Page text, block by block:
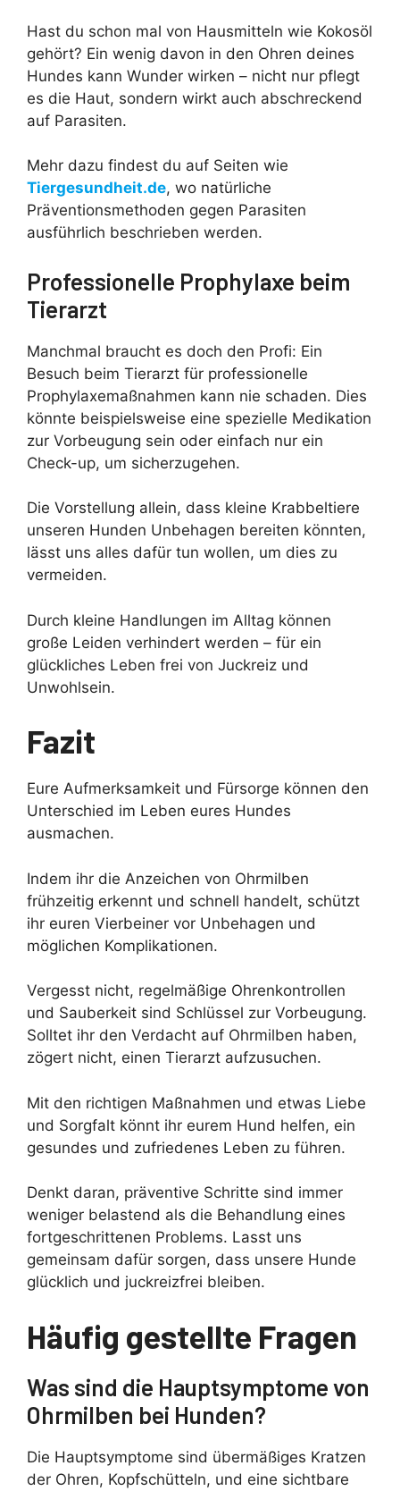
Hast du schon mal von Hausmitteln wie Kokosöl
gehört? Ein wenig davon in den Ohren deines
Hundes kann Wunder wirken – nicht nur pflegt
es die Haut, sondern wirkt auch abschreckend
auf Parasiten.
Mehr dazu findest du auf Seiten wie
Tiergesundheit.de, wo natürliche
Präventionsmethoden gegen Parasiten
ausführlich beschrieben werden.
Professionelle Prophylaxe beim
Tierarzt
Manchmal braucht es doch den Profi: Ein
Besuch beim Tierarzt für professionelle
Prophylaxemaßnahmen kann nie schaden. Dies
könnte beispielsweise eine spezielle Medikation
zur Vorbeugung sein oder einfach nur ein
Check-up, um sicherzugehen.
Die Vorstellung allein, dass kleine Krabbeltiere
unseren Hunden Unbehagen bereiten könnten,
lässt uns alles dafür tun wollen, um dies zu
vermeiden.
Durch kleine Handlungen im Alltag können
große Leiden verhindert werden – für ein
glückliches Leben frei von Juckreiz und
Unwohlsein.
Fazit
Eure Aufmerksamkeit und Fürsorge können den
Unterschied im Leben eures Hundes
ausmachen.
Indem ihr die Anzeichen von Ohrmilben
frühzeitig erkennt und schnell handelt, schützt
ihr euren Vierbeiner vor Unbehagen und
möglichen Komplikationen.
Vergesst nicht, regelmäßige Ohrenkontrollen
und Sauberkeit sind Schlüssel zur Vorbeugung.
Solltet ihr den Verdacht auf Ohrmilben haben,
zögert nicht, einen Tierarzt aufzusuchen.
Mit den richtigen Maßnahmen und etwas Liebe
und Sorgfalt könnt ihr eurem Hund helfen, ein
gesundes und zufriedenes Leben zu führen.
Denkt daran, präventive Schritte sind immer
weniger belastend als die Behandlung eines
fortgeschrittenen Problems. Lasst uns
gemeinsam dafür sorgen, dass unsere Hunde
glücklich und juckreizfrei bleiben.
Häufig gestellte Fragen
Was sind die Hauptsymptome von
Ohrmilben bei Hunden?
Die Hauptsymptome sind übermäßiges Kratzen
der Ohren, Kopfschütteln, und eine sichtbare